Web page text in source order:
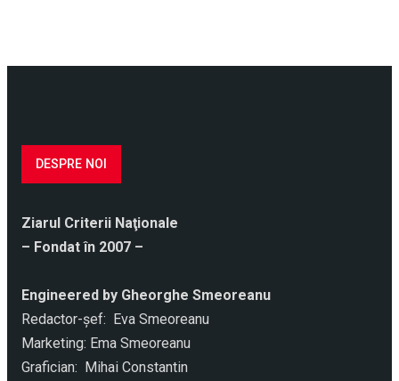
DESPRE NOI
Ziarul Criterii Naţionale
– Fondat în 2007 –
Engineered by Gheorghe Smeoreanu
Redactor-şef: Eva Smeoreanu
Marketing: Ema Smeoreanu
Grafician: Mihai Constantin